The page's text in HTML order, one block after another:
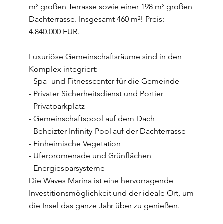
m² großen Terrasse sowie einer 198 m² großen
Dachterrasse. Insgesamt 460 m²! Preis:
4.840.000 EUR.
Luxuriöse Gemeinschaftsräume sind in den
Komplex integriert:
- Spa- und Fitnesscenter für die Gemeinde
- Privater Sicherheitsdienst und Portier
- Privatparkplatz
- Gemeinschaftspool auf dem Dach
- Beheizter Infinity-Pool auf der Dachterrasse
- Einheimische Vegetation
- Uferpromenade und Grünflächen
- Energiesparsysteme
Die Waves Marina ist eine hervorragende
Investitionsmöglichkeit und der ideale Ort, um
die Insel das ganze Jahr über zu genießen.